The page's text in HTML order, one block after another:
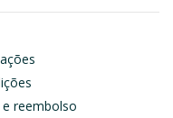
reembolso